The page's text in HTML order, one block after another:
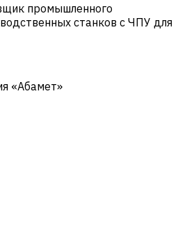
промышленного
станков с ЧПУ для
«Абамет»